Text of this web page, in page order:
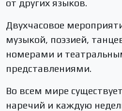
от других языков.
Двухчасовое
музыкой, поэзией,
номерами и
представлениями.
Во всем мире
наречий и каждую